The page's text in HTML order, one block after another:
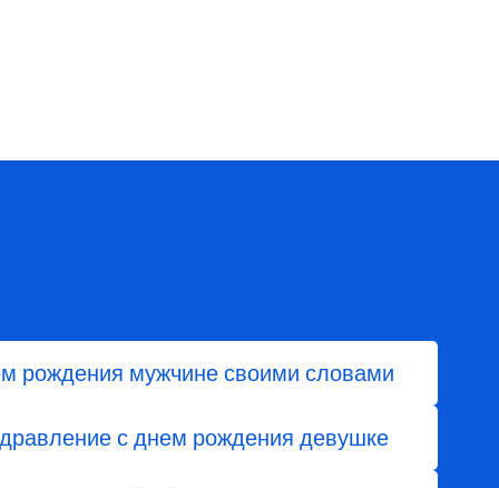
рождения мужчине своими словами
с днем рождения девушке